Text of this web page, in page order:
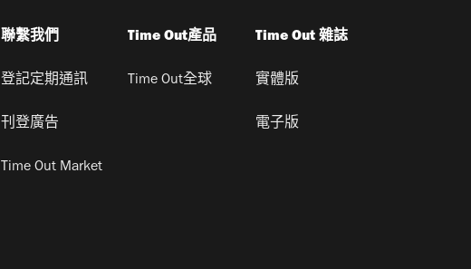
聯繫我們
登記定期通訊
刊登廣告
Time Out Market
Time Out產品
Time Out全球
Time Out 雜誌
實體版
電子版